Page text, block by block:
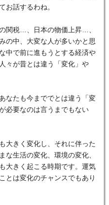
お話するわね。
関税…、日本の物価上昇…、
の中、大変な人が多いかと思
中で前に進もうとする経済や
々が昔とは違う「変化」や
なたも今まででとは違う「変
必要なのは言うまでもない
大きく変化し、それに伴った
な生活の変化、環境の変化、
大きく起こる時期です。運気
とは変化のチャンスでもあり